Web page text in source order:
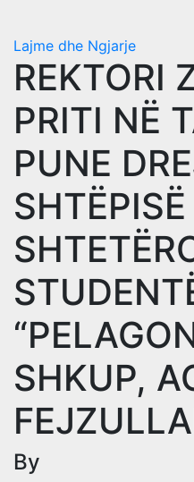
Lajme dhe Ngjarje
REKTORI
PRITI NË
PUNE
SHTËPISË
SHKUP,
By